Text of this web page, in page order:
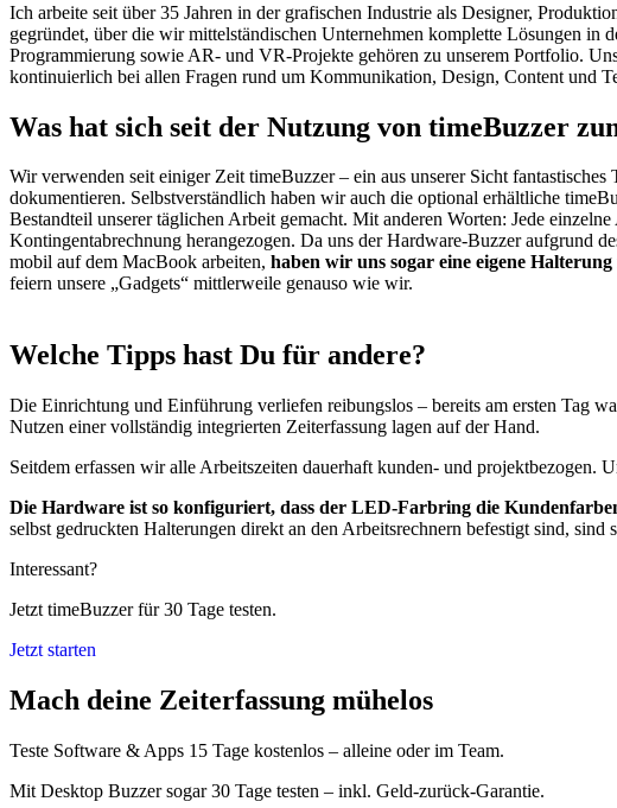
Ich arbeite seit über 35 Jahren in der grafischen Industrie als Designer,
gegründet, über die wir mittelständischen Unternehmen komplette Lösungen
Programmierung sowie AR- und VR-Projekte gehören zu unserem Portfolio.
kontinuierlich bei allen Fragen rund um Kommunikation, Design, Content und
Was hat sich seit der Nutzung von timeBuzzer
Wir verwenden seit einiger Zeit timeBuzzer – ein aus unserer Sicht fantastisches
dokumentieren. Selbstverständlich haben wir auch die optional erhältliche
Bestandteil unserer täglichen Arbeit gemacht. Mit anderen Worten: Jede
Kontingentabrechnung herangezogen. Da uns der Hardware-Buzzer aufgrund
mobil auf dem MacBook arbeiten, haben wir uns sogar eine eigene
feiern unsere „Gadgets“ mittlerweile genauso wie wir.
Welche Tipps hast Du für andere?
Die Einrichtung und Einführung verliefen reibungslos – bereits am ersten Tag
Nutzen einer vollständig integrierten Zeiterfassung lagen auf der Hand.
Seitdem erfassen wir alle Arbeitszeiten dauerhaft kunden- und projektbezogen.
Die Hardware ist so konfiguriert, dass der LED-Farbring die
selbst gedruckten Halterungen direkt an den Arbeitsrechnern befestigt sind, sind
Interessant?
Jetzt timeBuzzer für 30 Tage testen.
Jetzt starten
Mach deine Zeiterfassung mühelos
Teste Software & Apps 15 Tage kostenlos – alleine oder im Team.
Mit Desktop Buzzer sogar 30 Tage testen – inkl. Geld-zurück-Garantie.